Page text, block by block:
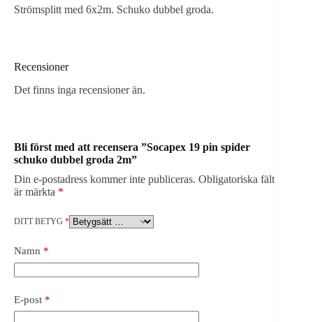
Strömsplitt med 6x2m. Schuko dubbel groda.
Recensioner
Det finns inga recensioner än.
Bli först med att recensera ”Socapex 19 pin spider
schuko dubbel groda 2m”
Din e-postadress kommer inte publiceras. Obligatoriska fält
är märkta *
DITT BETYG *
Namn *
E-post *